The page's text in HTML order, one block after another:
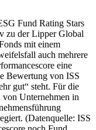
Fund Rating Stars
zu der Lipper Global
mit einem
auch mehrere
eine
Bewertung von ISS
gut“ steht. Für die
Unternehmen in
(Datenquelle: ISS